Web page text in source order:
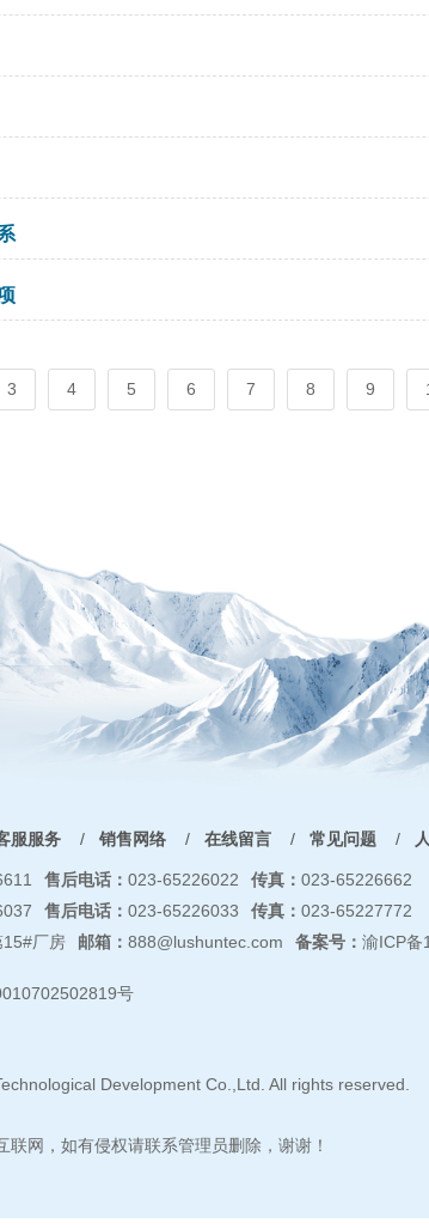
3 4 5 6 7 8 9
服服务 / 销售网络 / 在线留言 / 常见问题 /
售后电话： 023-65226022 传真： 023-65226662
售后电话： 023-65226033 传真： 023-65227772
15#厂房 邮箱： 888@lushuntec.com 备案号： 渝ICP备
号
Development Co.,Ltd. All rights reserved.
网，如有侵权请联系管理员删除，谢谢！